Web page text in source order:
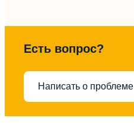
Есть вопрос?
Написать о проблеме